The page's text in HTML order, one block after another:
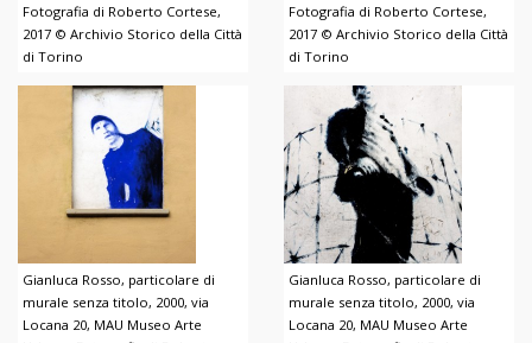
Fotografia di Roberto Cortese,
2017 © Archivio Storico della Città
di Torino
Fotografia di Roberto Cortese,
2017 © Archivio Storico della Città
di Torino
Gianluca Rosso, particolare di
murale senza titolo, 2000, via
Locana 20, MAU Museo Arte
Gianluca Rosso, particolare di
murale senza titolo, 2000, via
Locana 20, MAU Museo Arte